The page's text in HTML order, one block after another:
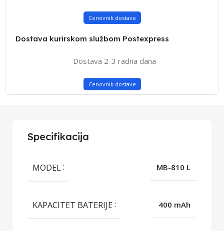
Cenovnik dostave
Dostava kurirskom službom Postexpress
Dostava 2-3 radna dana
Cenovnik dostave
Specifikacija
MODEL MB-810 L
KAPACITET BATERIJE 400 mAh